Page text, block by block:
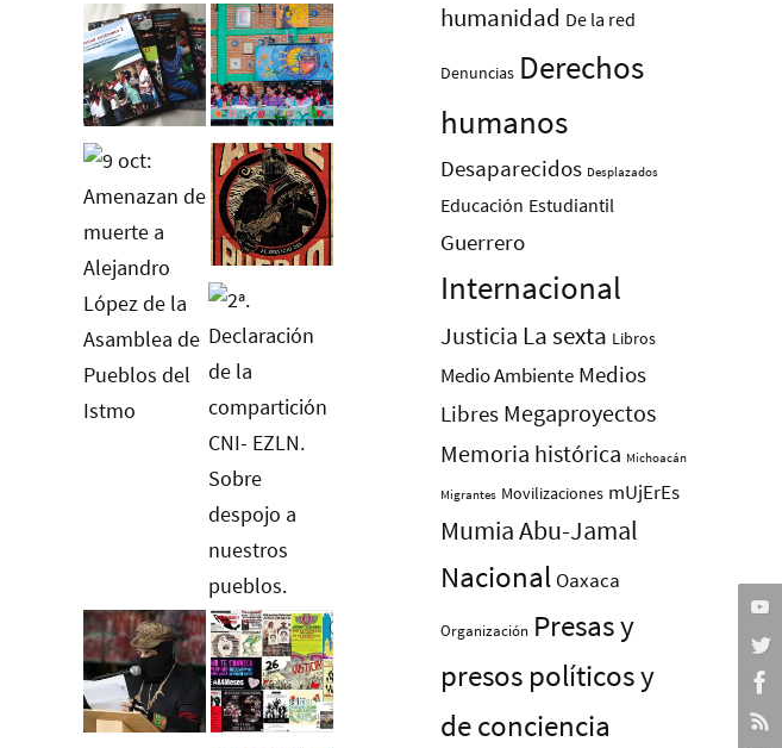
humanidad De la red
Denuncias Derechos
humanos
Desaparecidos Desplazados
Educación Estudiantil
Guerrero
Internacional
Justicia La sexta Libros
Medio Ambiente Medios
Libres Megaproyectos
Memoria histórica Michoacán
Migrantes Movilizaciones mUjErEs
Mumia Abu-Jamal
Nacional Oaxaca
Organización Presas y
presos polí­ticos y
de conciencia